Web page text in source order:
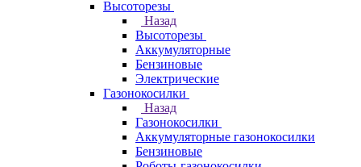
Высоторезы
Назад
Высоторезы
Аккумуляторные
Бензиновые
Электрические
Газонокосилки
Назад
Газонокосилки
Аккумуляторные газонокосилки
Бензиновые